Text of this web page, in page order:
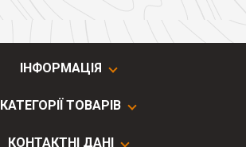
ІНФОРМАЦІЯ
КАТЕГОРІЇ ТОВАРІВ
КОНТАКТНІ ДАНІ